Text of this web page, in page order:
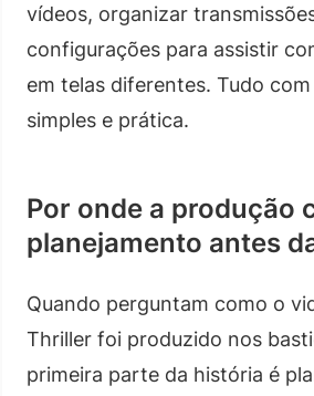
vídeos, organizar
configurações para assistir
em telas diferentes. Tudo
simples e prática.
Por onde a produção
planejamento antes
Quando perguntam como o
Thriller foi produzido nos
primeira parte da história é